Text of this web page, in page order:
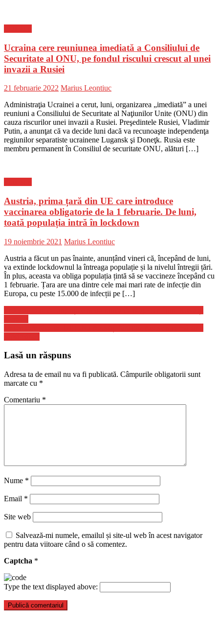
Ucraina cere reuniunea imediată a Consiliului de
Securitate al ONU, pe fondul riscului crescut al unei
invazii a Rusiei
Posted
21 februarie 2022 Author
Marius Leontiuc
Administraţia Ucrainei a cerut, luni, organizarea „imediată” a unei
reuniuni a Consiliului de Securitate al Naţiunilor Unite (ONU) din
cauza riscurilor unei invazii a Rusiei. Preşedintele Rusiei, Vladimir
Putin, a anunţat că va decide luni dacă va recunoaşte independenţa
regiunilor separatiste ucrainene Lugansk şi Doneţk. Rusia este
membru permanent în Consiliul de securitate ONU, alături […]
Austria, prima țară din UE care introduce
vaccinarea obligatorie de la 1 februarie. De luni,
toată populația intră în lockdown
Posted
19 noiembrie 2021 Author
Marius Leontiuc
Austria a făcut un pas înainte, anunțând vineri că, începând de luni,
va extinde lockdownul la întreaga populație și la nivelul întregii țări.
În plus, aceasta va obliga populația țintă să se vaccineze începând cu
1 februarie. Țara are una dintre cele mai mari rate de infecție din
Europa, cu peste 15.000 de infecții pe […]
Navigare
în
articole
Lasă un răspuns
Adresa ta de email nu va fi publicată. Câmpurile obligatorii sunt
marcate cu *
Comentariu *
Nume *
Email *
Site web
Salvează-mi numele, emailul și site-ul web în acest navigator
pentru data viitoare când o să comentez.
Captcha *
Type the text displayed above: